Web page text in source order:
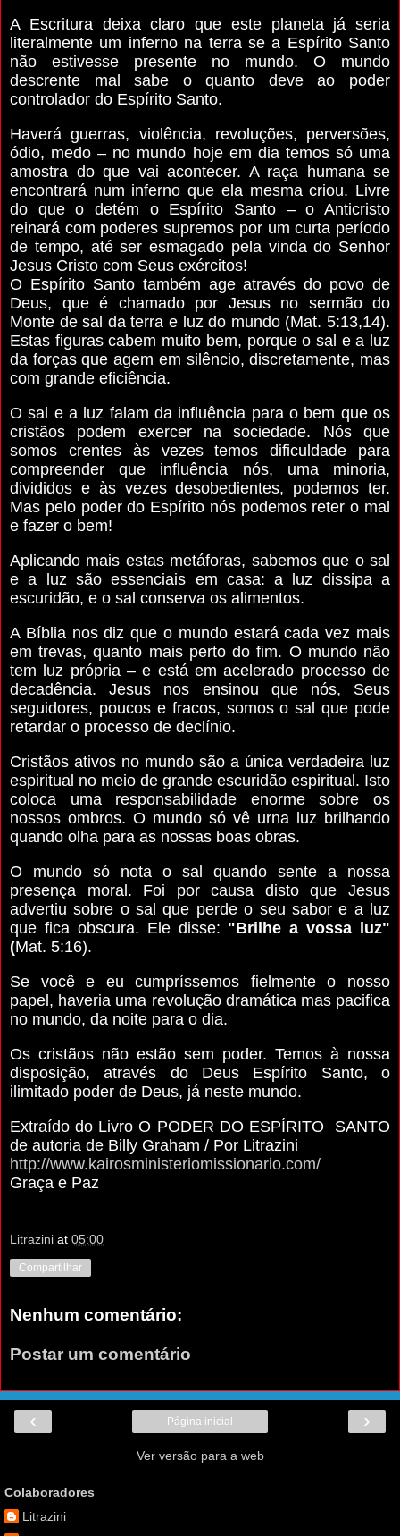
A Escritura deixa claro que este planeta já seria
literalmente um inferno na terra se a Espírito Santo
não estivesse presente no mundo. O mundo
descrente mal sabe o quanto deve ao poder
controlador do Espírito Santo.
Haverá guerras, violência, revoluções, perversões,
ódio, medo – no mundo hoje em dia temos só uma
amostra do que vai acontecer. A raça humana se
encontrará num inferno que ela mesma criou. Livre
do que o detém o Espírito Santo – o Anticristo
reinará com poderes supremos por um curta período
de tempo, até ser esmagado pela vinda do Senhor
Jesus Cristo com Seus exércitos!
O Espírito Santo também age através do povo de
Deus, que é chamado por Jesus no sermão do
Monte de sal da terra e luz do mundo (Mat. 5:13,14).
Estas figuras cabem muito bem, porque o sal e a luz
da forças que agem em silêncio, discretamente, mas
com grande eficiência.
O sal e a luz falam da influência para o bem que os
cristãos podem exercer na sociedade. Nós que
somos crentes às vezes temos dificuldade para
compreender que influência nós, uma minoria,
divididos e às vezes desobedientes, podemos ter.
Mas pelo poder do Espírito nós podemos reter o mal
e fazer o bem!
Aplicando mais estas metáforas, sabemos que o sal
e a luz são essenciais em casa: a luz dissipa a
escuridão, e o sal conserva os alimentos.
A Bíblia nos diz que o mundo estará cada vez mais
em trevas, quanto mais perto do fim. O mundo não
tem luz própria – e está em acelerado processo de
decadência. Jesus nos ensinou que nós, Seus
seguidores, poucos e fracos, somos o sal que pode
retardar o processo de declínio.
Cristãos ativos no mundo são a única verdadeira luz
espiritual no meio de grande escuridão espiritual. Isto
coloca uma responsabilidade enorme sobre os
nossos ombros. O mundo só vê urna luz brilhando
quando olha para as nossas boas obras.
O mundo só nota o sal quando sente a nossa
presença moral. Foi por causa disto que Jesus
advertiu sobre o sal que perde o seu sabor e a luz
que fica obscura. Ele disse: "Brilhe a vossa luz"
(Mat. 5:16).
Se você e eu cumpríssemos fielmente o nosso
papel, haveria uma revolução dramática mas pacifica
no mundo, da noite para o dia.
Os cristãos não estão sem poder. Temos à nossa
disposição, através do Deus Espírito Santo, o
ilimitado poder de Deus, já neste mundo.
Extraído do Livro O PODER DO ESPÍRITO SANTO
de autoria de Billy Graham / Por Litrazini
http://www.kairosministeriomissionario.com/
Graça e Paz
Litrazini at 05:00
Compartilhar
Nenhum comentário:
Postar um comentário
‹ ›
Página inicial
Ver versão para a web
Colaboradores
Litrazini